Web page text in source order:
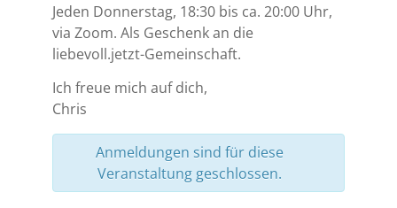
Jeden Donnerstag, 18:30 bis ca. 20:00 Uhr,
via Zoom. Als Geschenk an die
liebevoll.jetzt-Gemeinschaft.
Ich freue mich auf dich,
Chris
Anmeldungen sind für diese
Veranstaltung geschlossen.